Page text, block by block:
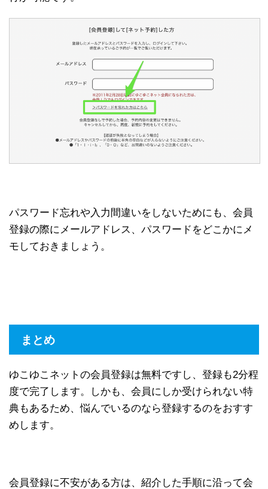
パスワード忘れや入力間違いをしないためにも、会員
登録の際にメールアドレス、パスワードをどこかにメ
モしておきましょう。
まとめ
ゆこゆこネットの会員登録は無料ですし、登録も2分程
度で完了します。しかも、会員にしか受けられない特
典もあるため、悩んでいるのなら登録するのをおすす
めします。
会員登録に不安がある方は、紹介した手順に沿って会